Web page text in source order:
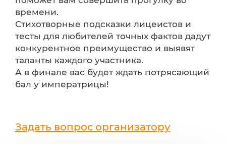
времени.
Стихотворные подсказки лицеистов и
тесты для любителей точных фактов дадут
конкурентное преимущество и выявят
таланты каждого участника.
А в финале вас будет ждать потрясающий
бал у императрицы!
Задать вопрос организатору